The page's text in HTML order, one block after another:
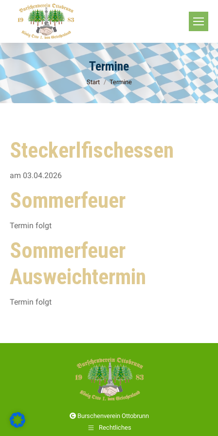
Termine
Sie befinden sich hier:
Start Termine
Steckerlfischessen
am 03.04.2026
Sommerfeuer
Termin folgt
Sommerfeuer
Ausweichtermin
Termin folgt
Burschenverein Ottobrunn
Rechtliches